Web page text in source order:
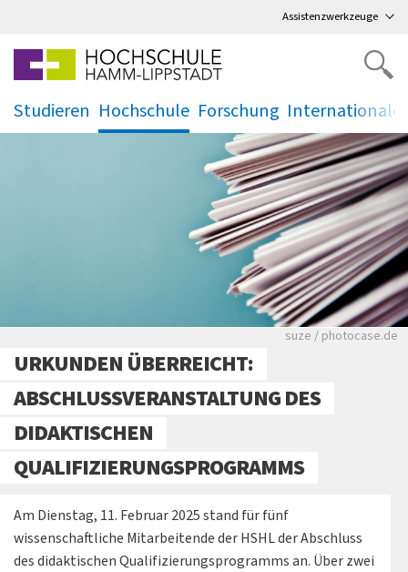
Assistenzwerkzeuge
Studieren
.
Hochschule
.
Forschung
. .
Viele Zeitungen.
suze / photocase.de
URKUNDEN ÜBERREICHT:
ABSCHLUSSVERANSTALTUNG DES
DIDAKTISCHEN
QUALIFIZIERUNGSPROGRAMMS
Am Dienstag, 11. Februar 2025 stand für fünf
wissenschaftliche Mitarbeitende der HSHL der Abschluss
des didaktischen Qualifizierungsprogramms an. Über zwei